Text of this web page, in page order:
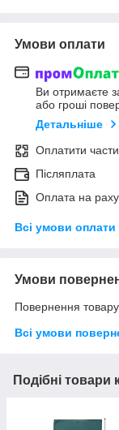
Умови оплати
Ви отримаєте
або гроші
Детальніше
Оплатити
Післяплата
Оплата на
Всі умови оплати
Умови
Повернення
Всі умови
Подібні товари